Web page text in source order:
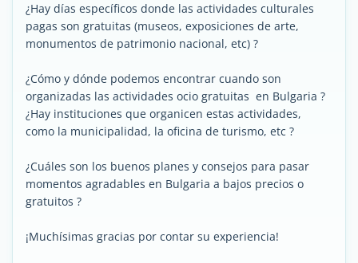
¿Hay días específicos donde las actividades culturales
pagas son gratuitas (museos, exposiciones de arte,
monumentos de patrimonio nacional, etc) ?
¿Cómo y dónde podemos encontrar cuando son
organizadas las actividades ocio gratuitas en Bulgaria ?
¿Hay instituciones que organicen estas actividades,
como la municipalidad, la oficina de turismo, etc ?
¿Cuáles son los buenos planes y consejos para pasar
momentos agradables en Bulgaria a bajos precios o
gratuitos ?
¡Muchísimas gracias por contar su experiencia!